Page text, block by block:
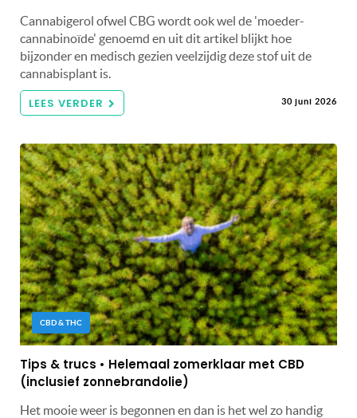
Cannabigerol ofwel CBG wordt ook wel de 'moeder-
cannabinoïde' genoemd en uit dit artikel blijkt hoe
bijzonder en medisch gezien veelzijdig deze stof uit de
cannabisplant is.
LEES VERDER 30 juni 2026
CBD & THC
Tips & trucs • Helemaal zomerklaar met CBD
(inclusief zonnebrandolie)
Het mooie weer is begonnen en dan is het wel zo handig